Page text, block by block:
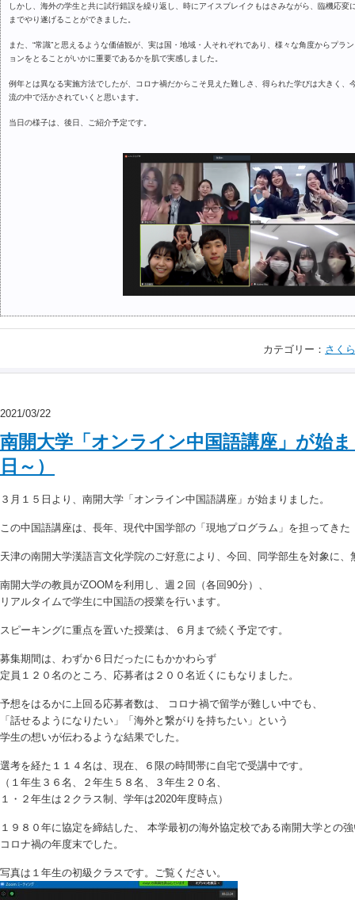
しかし、海外の学生と共に試行錯誤を繰り返し、時にアイスブレイクもはさみながら、臨機応変
までやり遂げることができました。
また、“常識”と思えるような価値観が、実は国・地域・人それぞれであり、様々な角度からプラ
ョンをとることがいかに重要であるかを肌で実感しました。
例年とは異なる実施方法でしたが、コロナ禍だからこそ見えた難しさ、得られた学びは大きく、
流の中で活かされていくと思います。
当日の様子は、後日、ご紹介予定です。
カテゴリー： さく
2021/03/22
南開大学「オンライン中国語講座」が始
日～）
３月１５日より、南開大学「オンライン中国語講座」が始まりました。
この中国語講座は、長年、現代中国学部の「現地プログラム」を担ってきた
天津の南開大学漢語言文化学院のご好意により、今回、同学部生を対象に
南開大学の教員がZOOMを利用し、週２回（各回90分）、
リアルタイムで学生に中国語の授業を行います。
スピーキングに重点を置いた授業は、６月まで続く予定です。
募集期間は、わずか６日だったにもかかわらず
定員１２０名のところ、応募者は２００名近くにもなりました。
予想をはるかに上回る応募者数は、 コロナ禍で留学が難しい中でも、
「話せるようになりたい」「海外と繋がりを持ちたい」という
学生の想いが伝わるような結果でした。
選考を経た１１４名は、現在、６限の時間帯に自宅で受講中です。
（１年生３６名、２年生５８名、３年生２０名、
１・２年生は２クラス制、学年は2020年度時点）
１９８０年に協定を締結した、 本学最初の海外協定校である南開大学との
コロナ禍の年度末でした。
写真は１年生の初級クラスです。ご覧ください。